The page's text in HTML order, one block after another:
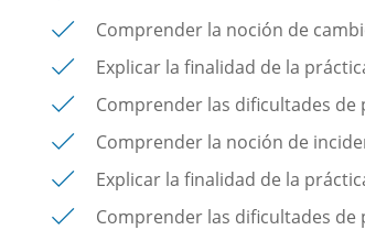
Comprender la noción de
Explicar la finalidad de la
Comprender las dificultades
Comprender la noción de
Explicar la finalidad de la
Comprender las dificultades